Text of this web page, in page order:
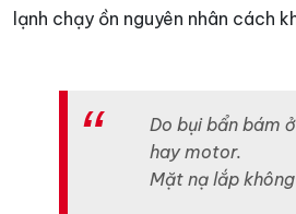
lạnh chạy ồn nguyên nhân cách
Do bụi bẩn bám
hay motor.
Mặt nạ lắp